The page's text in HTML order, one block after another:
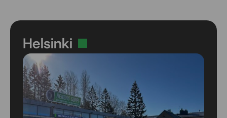
Helsinki